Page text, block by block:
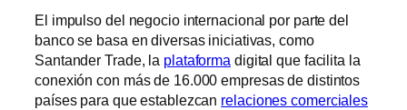
El impulso del negocio internacional por parte del
banco se basa en diversas iniciativas, como
Santander Trade, la plataforma digital que facilita la
conexión con más de 16.000 empresas de distintos
países para que establezcan relaciones comerciales